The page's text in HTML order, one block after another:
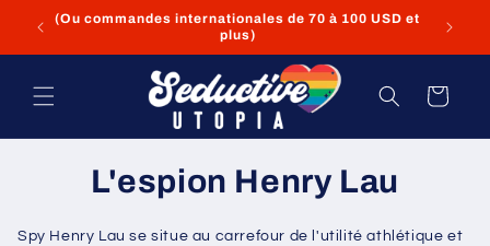
passer
(Ou
Panier
L'espion Henry Lau
Spy Henry Lau se situe au carrefour de l'utilité athlétique et